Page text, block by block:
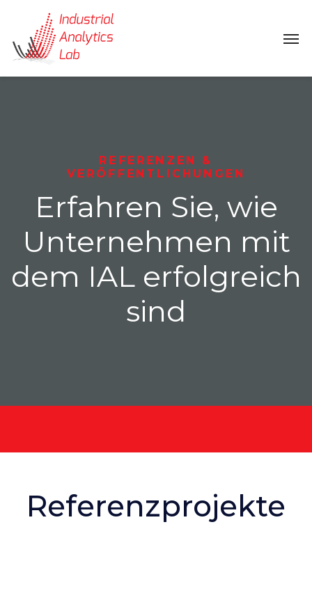
REFERENZEN &
VERÖFFENTLICHUNGEN
Erfahren Sie, wie
Unternehmen mit
dem IAL erfolgreich
sind
Referenzprojekte